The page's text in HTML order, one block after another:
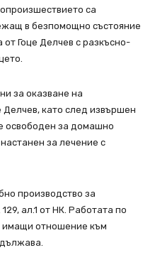
са
в безпомощно състояние
Гоце Делчев с разкъсно-
за оказване на
като след извършен
освободен за домашно
за лечение с
производство за
ал.1 от НК. Работата по
имащи отношение към